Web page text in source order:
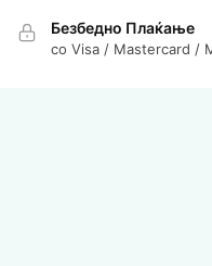
Безбедно Плаќање
со Visa / Mastercard /